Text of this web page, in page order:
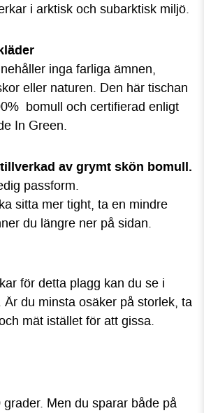
i arktisk och subarktisk miljö.
inga farliga ämnen,
eller naturen. Den här tischan
bomull och certifierad enligt
In Green.
av grymt skön bomull.
passform.
sitta mer tight, ta en mindre
du längre ner på sidan.
för detta plagg kan du se i
Är du minsta osäker på storlek, ta
mät istället för att gissa.
Men du sparar både på